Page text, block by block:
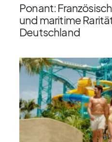
Ponant:
und maritime
Deutschland